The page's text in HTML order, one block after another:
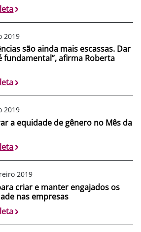
2019
são ainda mais escassas. Dar
fundamental”, afirma Roberta
2019
a equidade de gênero no Mês da
2019
criar e manter engajados os
nas empresas